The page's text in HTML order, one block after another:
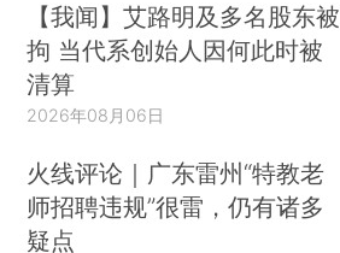
【我闻】艾路明及多名股东被
拘 当代系创始人因何此时被
清算
2026年08月06日
火线评论｜广东雷州“特教老
师招聘违规”很雷，仍有诸多
疑点